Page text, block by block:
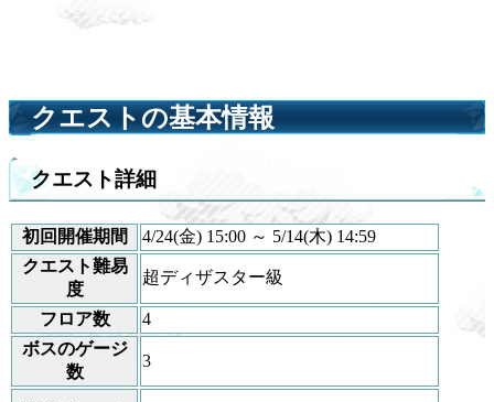
クエストの基本情報
クエスト詳細
初回開催期間
4/24(金) 15:00 ～ 5/14(木) 14:59
クエスト難易
度
超ディザスター級
フロア数
4
ボスのゲージ
数
3